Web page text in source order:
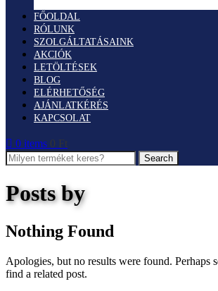
FŐOLDAL
RÓLUNK
SZOLGÁLTATÁSAINK
AKCIÓK
LETÖLTÉSEK
BLOG
ELÉRHETŐSÉG
AJÁNLATKÉRÉS
KAPCSOLAT
0 items 0 Ft
Search
Posts by
Nothing Found
Apologies, but no results were found. Perhaps
find a related post.